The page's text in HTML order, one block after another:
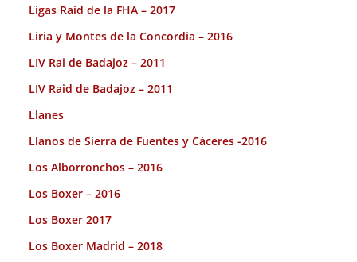
Ligas Raid de la FHA – 2017
Liria y Montes de la Concordia – 2016
LIV Rai de Badajoz – 2011
LIV Raid de Badajoz – 2011
Llanes
Llanos de Sierra de Fuentes y Cáceres -2016
Los Alborronchos – 2016
Los Boxer – 2016
Los Boxer 2017
Los Boxer Madrid – 2018